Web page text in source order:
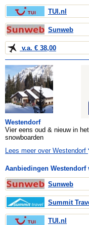
TUI.nl
Sunweb
v.a. € 38,00
Westendorf
Vier eens oud & nieuw in
snowboarden
Lees meer over Westendorf
Aanbiedingen Westendorf
Sunweb
Summit
TUI.nl